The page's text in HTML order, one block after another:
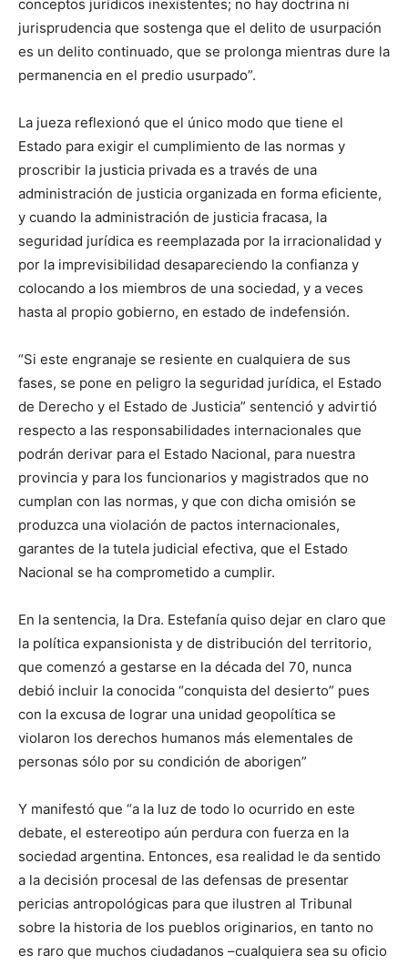
conceptos jurídicos inexistentes; no hay doctrina ni
jurisprudencia que sostenga que el delito de usurpación
es un delito continuado, que se prolonga mientras dure la
permanencia en el predio usurpado”.
La jueza reflexionó que el único modo que tiene el
Estado para exigir el cumplimiento de las normas y
proscribir la justicia privada es a través de una
administración de justicia organizada en forma eficiente,
y cuando la administración de justicia fracasa, la
seguridad jurídica es reemplazada por la irracionalidad y
por la imprevisibilidad desapareciendo la confianza y
colocando a los miembros de una sociedad, y a veces
hasta al propio gobierno, en estado de indefensión.
“Si este engranaje se resiente en cualquiera de sus
fases, se pone en peligro la seguridad jurídica, el Estado
de Derecho y el Estado de Justicia” sentenció y advirtió
respecto a las responsabilidades internacionales que
podrán derivar para el Estado Nacional, para nuestra
provincia y para los funcionarios y magistrados que no
cumplan con las normas, y que con dicha omisión se
produzca una violación de pactos internacionales,
garantes de la tutela judicial efectiva, que el Estado
Nacional se ha comprometido a cumplir.
En la sentencia, la Dra. Estefanía quiso dejar en claro que
la política expansionista y de distribución del territorio,
que comenzó a gestarse en la década del 70, nunca
debió incluir la conocida “conquista del desierto” pues
con la excusa de lograr una unidad geopolítica se
violaron los derechos humanos más elementales de
personas sólo por su condición de aborigen”
Y manifestó que “a la luz de todo lo ocurrido en este
debate, el estereotipo aún perdura con fuerza en la
sociedad argentina. Entonces, esa realidad le da sentido
a la decisión procesal de las defensas de presentar
pericias antropológicas para que ilustren al Tribunal
sobre la historia de los pueblos originarios, en tanto no
es raro que muchos ciudadanos –cualquiera sea su oficio